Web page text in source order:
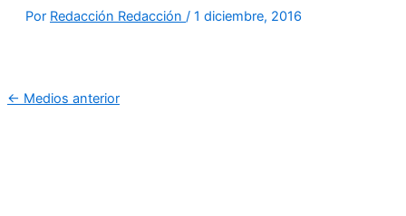
Por Redacción Redacción / 1 diciembre, 2016
← Medios anterior